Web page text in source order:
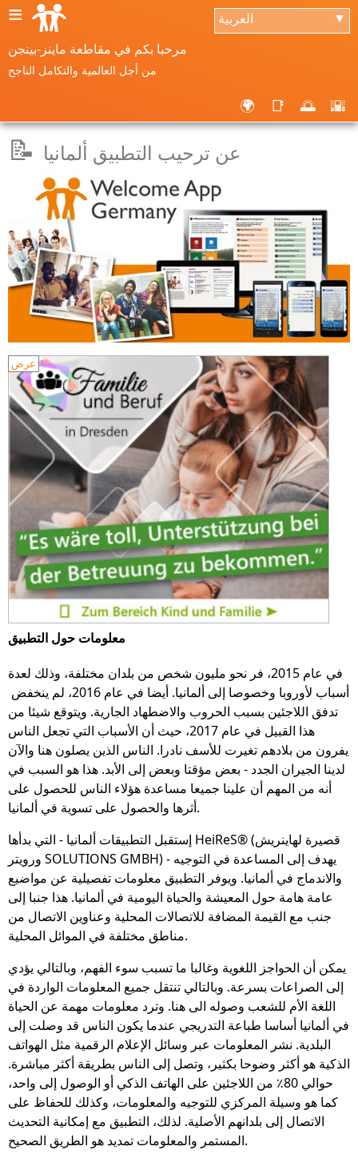
≡ العربية ▼
مرحبا بكم في مقاطعة ماينز-بينجن
من أجل العالمية والتكامل الناجح
🌍 📑 🌅 🌇
📝 عن ترحيب التطبيق ألمانيا
عرض
معلومات حول التطبيق
في عام 2015، فر نحو مليون شخص من بلدان مختلفة، وذلك لعدة
أسباب لأوروبا وخصوصا إلى ألمانيا. أيضا في عام 2016، لم ينخفض ​​
تدفق اللاجئين بسبب الحروب والاضطهاد الجارية. ويتوقع شيئا من
هذا القبيل في عام 2017، حيث أن الأسباب التي تجعل الناس
يفرون من بلادهم تغيرت للأسف نادرا. الناس الذين يصلون هنا والآن
لدينا الجيران الجدد - بعض مؤقتا وبعض إلى الأبد. هذا هو السبب في
أنه من المهم أن علينا جميعا مساعدة هؤلاء الناس للحصول على
أثرها والحصول على تسوية في ألمانيا.
إستقبل التطبيقات ألمانيا - التي بدأها HeiReS® (قصيرة لهاينريش
ورويتر SOLUTIONS GMBH) - يهدف إلى المساعدة في التوجيه
والاندماج في ألمانيا. ويوفر التطبيق معلومات تفصيلية عن مواضيع
عامة هامة حول المعيشة والحياة اليومية في ألمانيا. هذا جنبا إلى
جنب مع القيمة المضافة للاتصالات المحلية وعناوين الاتصال من
مناطق مختلفة في الموائل المحلية.
يمكن أن الحواجز اللغوية وغالبا ما تسبب سوء الفهم، وبالتالي يؤدي
إلى الصراعات بسرعة. وبالتالي تنتقل جميع المعلومات الواردة في
اللغة الأم للشعب وصوله الى هنا. وترد معلومات مهمة عن الحياة
في ألمانيا أساسا طباعة التدريجي عندما يكون الناس قد وصلت إلى
البلدية. نشر المعلومات عبر وسائل الإعلام الرقمية مثل الهواتف
الذكية هو أكثر وضوحا بكثير، وتصل إلى الناس بطريقة أكثر مباشرة.
حوالي 80٪ من اللاجئين على الهاتف الذكي أو الوصول إلى واحد،
كما هو وسيلة المركزي للتوجيه والمعلومات، وكذلك للحفاظ على
الاتصال إلى بلدانهم الأصلية. لذلك، التطبيق مع إمكانية التحديث
المستمر والمعلومات تمديد هو الطريق الصحيح.